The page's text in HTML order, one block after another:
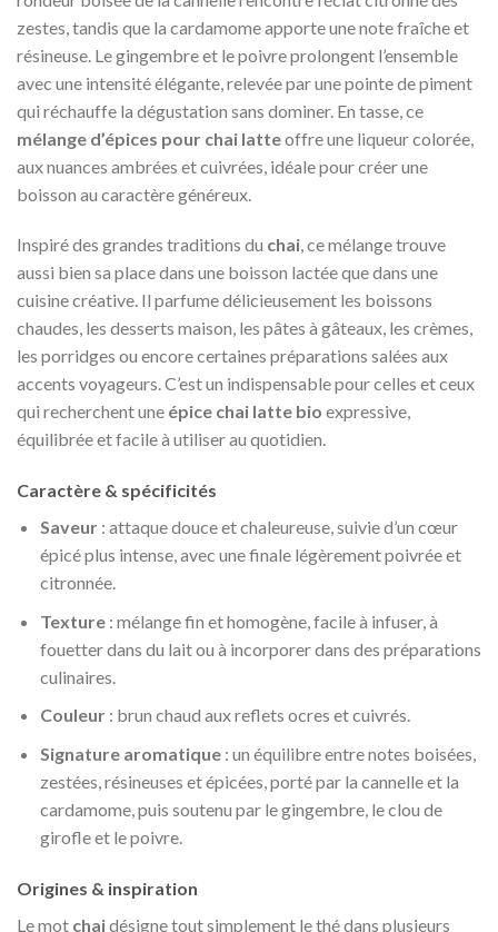
zestes, tandis que la cardamome apporte une note fraîche et
résineuse. Le gingembre et le poivre prolongent l’ensemble
avec une intensité élégante, relevée par une pointe de piment
qui réchauffe la dégustation sans dominer. En tasse, ce
mélange d’épices pour chai latteoffre une liqueur colorée,
aux nuances ambrées et cuivrées, idéale pour créer une
boisson au caractère généreux.
Inspiré des grandes traditions du chai, ce mélange trouve
aussi bien sa place dans une boisson lactée que dans une
cuisine créative. Il parfume délicieusement les boissons
chaudes, les desserts maison, les pâtes à gâteaux, les crèmes,
les porridges ou encore certaines préparations salées aux
accents voyageurs. C’est un indispensable pour celles et ceux
qui recherchent une épice chai latte bio expressive,
équilibrée et facile à utiliser au quotidien.
Caractère & spécificités
Saveur: attaque douce et chaleureuse, suivie d’un cœur
épicé plus intense, avec une finale légèrement poivrée et
citronnée.
Texture: mélange fin et homogène, facile à infuser, à
fouetter dans du lait ou à incorporer dans des préparations
culinaires.
Couleur: brun chaud aux reflets ocres et cuivrés.
Signature aromatique: un équilibre entre notes boisées,
zestées, résineuses et épicées, porté par la cannelle et la
cardamome, puis soutenu par le gingembre, le clou de
girofle et le poivre.
Origines & inspiration
Le mot chaidésigne tout simplement le thé dans plusieurs